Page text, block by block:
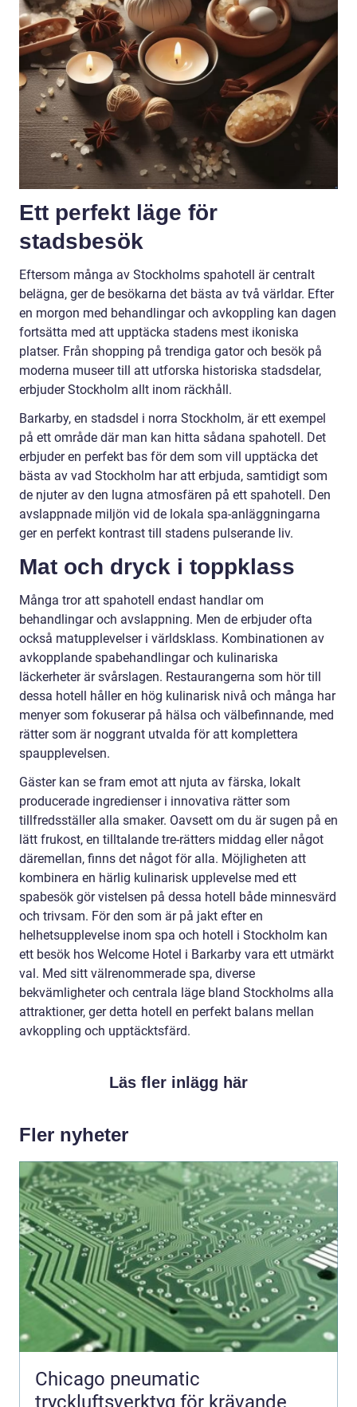
Ett perfekt läge för
stadsbesök
Eftersom många av Stockholms spahotell är centralt
belägna, ger de besökarna det bästa av två världar. Efter
en morgon med behandlingar och avkoppling kan dagen
fortsätta med att upptäcka stadens mest ikoniska
platser. Från shopping på trendiga gator och besök på
moderna museer till att utforska historiska stadsdelar,
erbjuder Stockholm allt inom räckhåll.
Barkarby, en stadsdel i norra Stockholm, är ett exempel
på ett område där man kan hitta sådana spahotell. Det
erbjuder en perfekt bas för dem som vill upptäcka det
bästa av vad Stockholm har att erbjuda, samtidigt som
de njuter av den lugna atmosfären på ett spahotell. Den
avslappnade miljön vid de lokala spa-anläggningarna
ger en perfekt kontrast till stadens pulserande liv.
Mat och dryck i toppklass
Många tror att spahotell endast handlar om
behandlingar och avslappning. Men de erbjuder ofta
också matupplevelser i världsklass. Kombinationen av
avkopplande spabehandlingar och kulinariska
läckerheter är svårslagen. Restaurangerna som hör till
dessa hotell håller en hög kulinarisk nivå och många har
menyer som fokuserar på hälsa och välbefinnande, med
rätter som är noggrant utvalda för att komplettera
spaupplevelsen.
Gäster kan se fram emot att njuta av färska, lokalt
producerade ingredienser i innovativa rätter som
tillfredsställer alla smaker. Oavsett om du är sugen på en
lätt frukost, en tilltalande tre-rätters middag eller något
däremellan, finns det något för alla. Möjligheten att
kombinera en härlig kulinarisk upplevelse med ett
spabesök gör vistelsen på dessa hotell både minnesvärd
och trivsam. För den som är på jakt efter en
helhetsupplevelse inom spa och hotell i Stockholm kan
ett besök hos Welcome Hotel i Barkarby vara ett utmärkt
val. Med sitt välrenommerade spa, diverse
bekvämligheter och centrala läge bland Stockholms alla
attraktioner, ger detta hotell en perfekt balans mellan
avkoppling och upptäcktsfärd.
Läs fler inlägg här
Fler nyheter
Chicago pneumatic
tryckluftsverktyg för krävande